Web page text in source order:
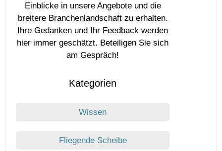
Einblicke in unsere Angebote und die
breitere Branchenlandschaft zu erhalten.
Ihre Gedanken und Ihr Feedback werden
hier immer geschätzt. Beteiligen Sie sich
am Gespräch!
Kategorien
Wissen
Fliegende Scheibe